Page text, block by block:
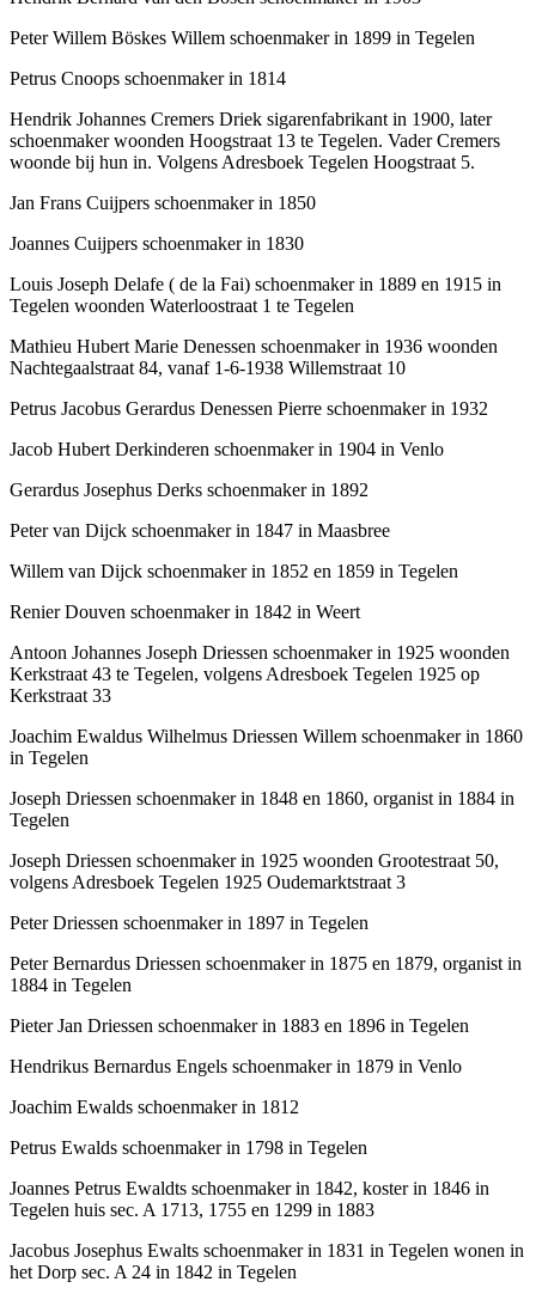
Peter Willem Böskes Willem schoenmaker in 1899 in Tegelen
Petrus Cnoops schoenmaker in 1814
Hendrik Johannes Cremers Driek sigarenfabrikant in 1900, later
schoenmaker woonden Hoogstraat 13 te Tegelen. Vader Cremers
woonde bij hun in. Volgens Adresboek Tegelen Hoogstraat 5.
Jan Frans Cuijpers schoenmaker in 1850
Joannes Cuijpers schoenmaker in 1830
Louis Joseph Delafe ( de la Fai) schoenmaker in 1889 en 1915 in
Tegelen woonden Waterloostraat 1 te Tegelen
Mathieu Hubert Marie Denessen schoenmaker in 1936 woonden
Nachtegaalstraat 84, vanaf 1-6-1938 Willemstraat 10
Petrus Jacobus Gerardus Denessen Pierre schoenmaker in 1932
Jacob Hubert Derkinderen schoenmaker in 1904 in Venlo
Gerardus Josephus Derks schoenmaker in 1892
Peter van Dijck schoenmaker in 1847 in Maasbree
Willem van Dijck schoenmaker in 1852 en 1859 in Tegelen
Renier Douven schoenmaker in 1842 in Weert
Antoon Johannes Joseph Driessen schoenmaker in 1925 woonden
Kerkstraat 43 te Tegelen, volgens Adresboek Tegelen 1925 op
Kerkstraat 33
Joachim Ewaldus Wilhelmus Driessen Willem schoenmaker in 1860
in Tegelen
Joseph Driessen schoenmaker in 1848 en 1860, organist in 1884 in
Tegelen
Joseph Driessen schoenmaker in 1925 woonden Grootestraat 50,
volgens Adresboek Tegelen 1925 Oudemarktstraat 3
Peter Driessen schoenmaker in 1897 in Tegelen
Peter Bernardus Driessen schoenmaker in 1875 en 1879, organist in
1884 in Tegelen
Pieter Jan Driessen schoenmaker in 1883 en 1896 in Tegelen
Hendrikus Bernardus Engels schoenmaker in 1879 in Venlo
Joachim Ewalds schoenmaker in 1812
Petrus Ewalds schoenmaker in 1798 in Tegelen
Joannes Petrus Ewaldts schoenmaker in 1842, koster in 1846 in
Tegelen huis sec. A 1713, 1755 en 1299 in 1883
Jacobus Josephus Ewalts schoenmaker in 1831 in Tegelen wonen in
het Dorp sec. A 24 in 1842 in Tegelen